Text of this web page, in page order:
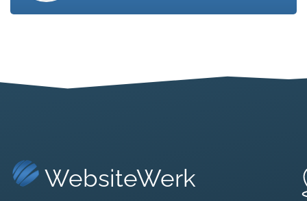
WebsiteWerk